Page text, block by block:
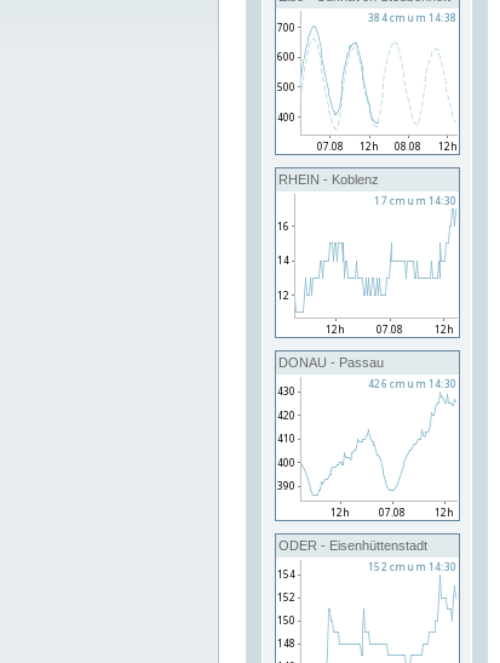
RHEIN - Koblenz
DONAU - Passau
ODER - Eisenhüttenstadt